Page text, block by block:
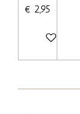
€ 2,95
In